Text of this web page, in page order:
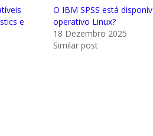
e
O IBM SPSS está
operativo Linux?
18 Dezembro 2025
Similar post